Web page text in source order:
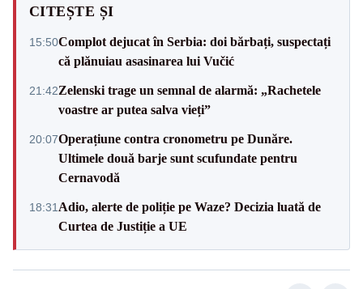
CITEȘTE ȘI
15:50Complot dejucat în Serbia: doi bărbați, suspectați
că plănuiau asasinarea lui Vučić
21:42Zelenski trage un semnal de alarmă: „Rachetele
voastre ar putea salva vieți”
20:07Operațiune contra cronometru pe Dunăre.
Ultimele două barje sunt scufundate pentru
Cernavodă
18:31 Adio, alerte de poliție pe Waze? Decizia luată de
Curtea de Justiție a UE